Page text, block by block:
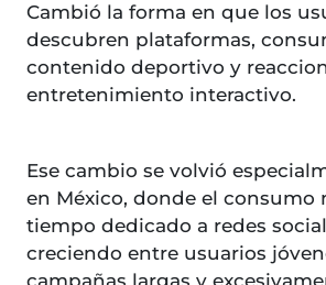
Cambió la forma en que los
descubren plataformas,
contenido deportivo y
entretenimiento interactivo.
Ese cambio se volvió
en México, donde el consumo
tiempo dedicado a redes
creciendo entre usuarios